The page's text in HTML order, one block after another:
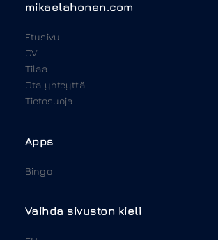
mikaelahonen.com
Etusivu
CV
Tilaa
Ota yhteyttä
Tietosuoja
Apps
Bingo
Vaihda sivuston kieli